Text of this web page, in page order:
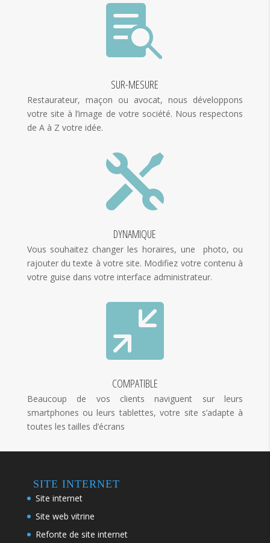

SUR-MESURE
Restaurateur, maçon ou avocat, nous développons
votre site à l’image de votre société. Nous respectons
de A à Z votre idée.

DYNAMIQUE
Vous souhaitez changer les horaires, une photo, ou
rajouter du texte à votre site. Modifiez votre contenu à
votre guise dans votre interface administrateur.

COMPATIBLE
Beaucoup de vos clients naviguent sur leurs
smartphones ou leurs tablettes, votre site s’adapte à
toutes les tailles d’écrans
SITE INTERNET
Site internet
Site web vitrine
Refonte de site internet